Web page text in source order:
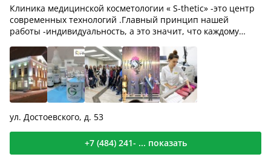
Клиника медицинской косметологии « S-thetic» -это центр
современных технологий .Главный принцип нашей
работы -индивидуальность, а это значит, что каждому
ул. Достоевского, д. 53
+7 (484) 241- ... показать